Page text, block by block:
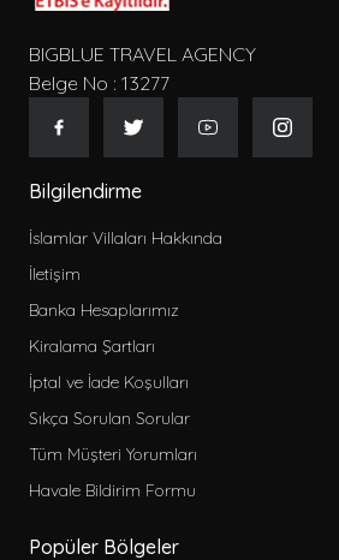
ediyorum keselerine bereket ...Kaş''a ilk
Rabbım nasip ederse yine tercihim Villa
Ovalı olacak o kesin İstanbul''un yorucu
temposundan kaçmak isteyenlere
kesinlikle tavsiye ediyorum ❤️🌼🌻🌷💐🌺
BIGBLUE TRAVEL AGENCY
Belge No : 13277
Bilgilendirme
İslamlar Villaları Hakkında
İletişim
Banka Hesaplarımız
Kiralama Şartları
İptal ve İade Koşulları
Sıkça Sorulan Sorular
Tüm Müşteri Yorumları
Havale Bildirim Formu
Popüler Bölgeler